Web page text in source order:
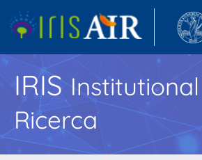
IRIS
Ricerca